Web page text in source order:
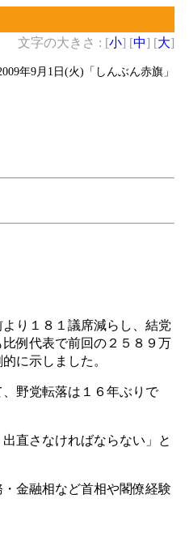
文字の大きさ : [小] [中] [大]
年9月1日(火) 「しんぶん赤旗」
り１８１議席減らし、結党
例代表で前回の２５８９万
に示しました。
野党転落は１６年ぶりで
直さなければならない」と
金融相など首相や閣僚経験